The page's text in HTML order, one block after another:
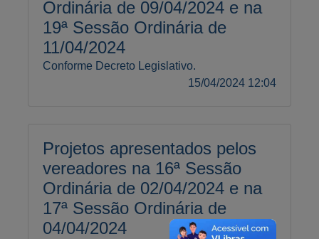
Ordinária de 09/04/2024 e na
19ª Sessão Ordinária de
11/04/2024
Conforme Decreto Legislativo.
15/04/2024 12:04
Projetos apresentados pelos
vereadores na 16ª Sessão
Ordinária de 02/04/2024 e na
17ª Sessão Ordinária de
04/04/2024